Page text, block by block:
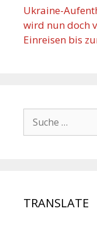
Ukraine-
wird nun doch
Einreisen bis
TRANSLATE